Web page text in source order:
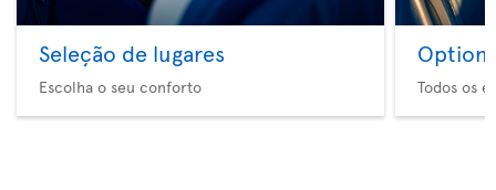
Seleção de lugares
Escolha o seu conforto
Option
Todos os